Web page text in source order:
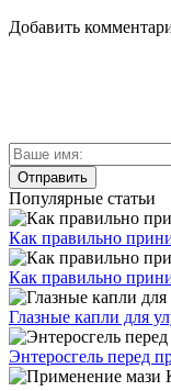
Добавить
Популярные статьи
Как правильно
Как правильно
Глазные капли для
Энтеросгель перед